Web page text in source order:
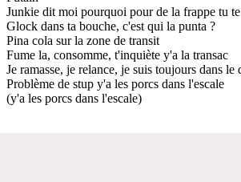
Junkie dit moi pourquoi pour de la frappe tu
Glock dans ta bouche, c'est qui la punta ?
Pina cola sur la zone de transit
Fume la, consomme, t'inquiète y'a la transac
Je ramasse, je relance, je suis toujours dans le
Problème de stup y'a les porcs dans l'escale
(y'a les porcs dans l'escale)